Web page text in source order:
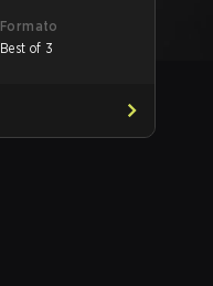
Formato
Best of 3